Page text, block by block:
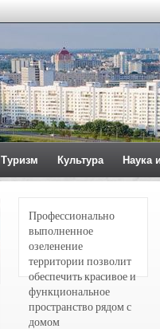
Туризм Культура Наука
Профессионально
выполненное
озеленение
территории позволит
обеспечить красивое и
функциональное
пространство рядом с
домом